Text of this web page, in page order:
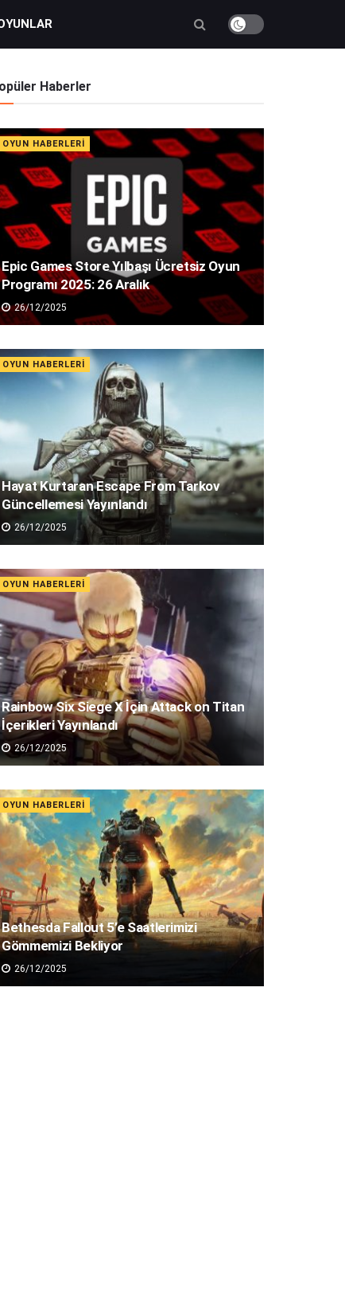
Haberler
OYUN HABERLERI
Epic Games Store Yılbaşı Ücretsiz Oyun
Programı 2025: 26 Aralık
26/12/2025
OYUN HABERLERI
Hayat Kurtaran Escape From Tarkov
Güncellemesi Yayınlandı
26/12/2025
OYUN HABERLERI
Rainbow Six Siege X İçin Attack on Titan
İçerikleri Yayınlandı
26/12/2025
OYUN HABERLERI
Bethesda Fallout 5’e Saatlerimizi
Gömmemizi Bekliyor
26/12/2025